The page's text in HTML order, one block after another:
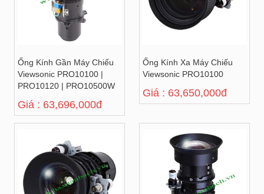
Ống Kính Gần Máy Chiếu
Viewsonic PRO10100 |
PRO10120 | PRO10500W
Giá : 63,696,000đ
Ống Kính Xa Máy Chiếu
Viewsonic PRO10100
Giá : 63,650,000đ